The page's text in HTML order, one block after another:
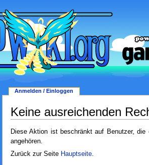
Keine ausreichenden
Diese Aktion ist beschränkt auf Benutzer, die
angehören.
Zurück zur Seite Hauptseite.
Anmelden / Einloggen